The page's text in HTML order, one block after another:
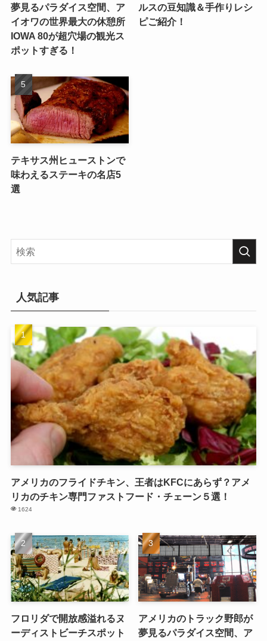
夢見るパラダイス空間、ア
イオワの世界最大の休憩所
IOWA 80が超穴場の観光ス
ポットすぎる！
ルスの豆知識＆手作りレシ
ピご紹介！
テキサス州ヒューストンで
味わえるステーキの名店5
選
人気記事
アメリカのフライドチキン、王者はKFCにあらず？アメ
リカのチキン専門ファストフード・チェーン５選！
1624
フロリダで開放感溢れるヌ
ーディストビーチスポット
アメリカのトラック野郎が
夢見るパラダイス空間、ア